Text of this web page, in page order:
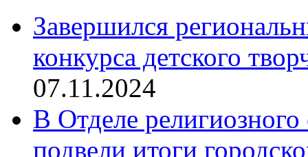
Завершился
конкурса детского
07.11.2024
В Отделе религиозного
подвели итоги